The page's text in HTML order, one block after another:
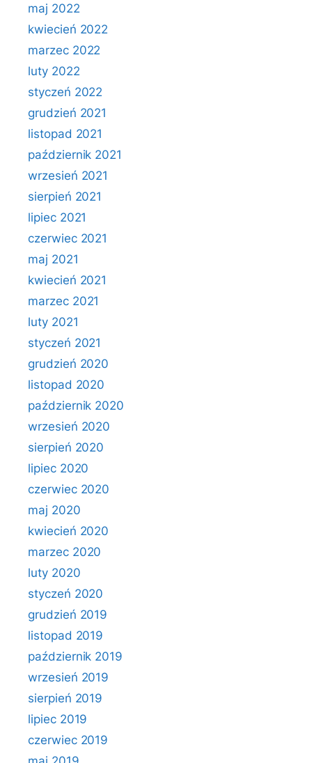
maj 2022
kwiecień 2022
marzec 2022
luty 2022
styczeń 2022
grudzień 2021
listopad 2021
październik 2021
wrzesień 2021
sierpień 2021
lipiec 2021
czerwiec 2021
maj 2021
kwiecień 2021
marzec 2021
luty 2021
styczeń 2021
grudzień 2020
listopad 2020
październik 2020
wrzesień 2020
sierpień 2020
lipiec 2020
czerwiec 2020
maj 2020
kwiecień 2020
marzec 2020
luty 2020
styczeń 2020
grudzień 2019
listopad 2019
październik 2019
wrzesień 2019
sierpień 2019
lipiec 2019
czerwiec 2019